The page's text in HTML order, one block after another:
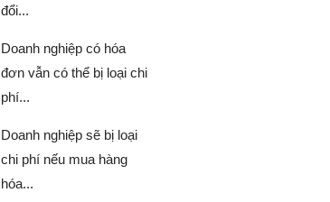
đổi...
Doanh nghiệp có hóa
đơn vẫn có thể bị loại chi
phí...
Doanh nghiệp sẽ bị loại
chi phí nếu mua hàng
hóa...